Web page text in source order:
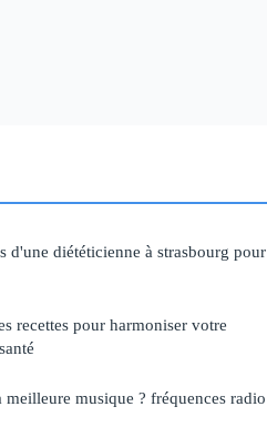
d'une diététicienne à strasbourg pour
recettes pour harmoniser votre
meilleure musique ? fréquences radio